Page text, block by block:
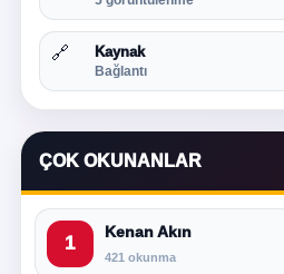
🔗 Kaynak
Bağlantı
ÇOK OKUNANLAR
1
Kenan Akın
421 okunma